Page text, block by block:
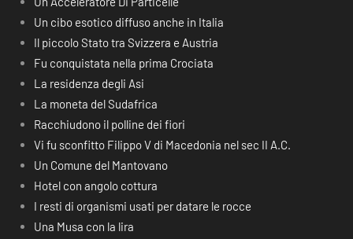
Un cibo esotico diffuso anche in Italia
Il piccolo Stato tra Svizzera e Austria
Fu conquistata nella prima Crociata
La residenza degli Asi
La moneta del Sudafrica
Racchiudono il polline dei fiori
Vi fu sconfitto Filippo V di Macedonia nel sec II A.C.
Un Comune del Mantovano
Hotel con angolo cottura
I resti di organismi usati per datare le rocce
Una Musa con la lira